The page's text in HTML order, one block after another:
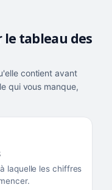
tableau des
contient avant
qui vous manque,
laquelle les chiffres